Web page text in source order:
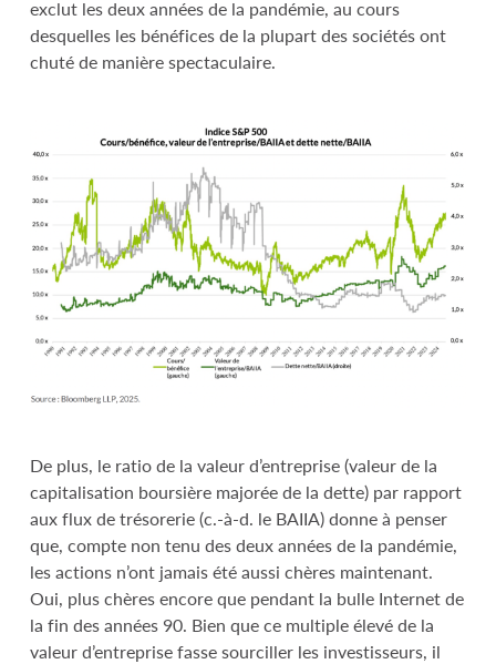
exclut les deux années de la pandémie, au cours
desquelles les bénéfices de la plupart des sociétés ont
chuté de manière spectaculaire.
De plus, le ratio de la valeur d’entreprise (valeur de la
capitalisation boursière majorée de la dette) par rapport
aux flux de trésorerie (c.-à-d. le BAIIA) donne à penser
que, compte non tenu des deux années de la pandémie,
les actions n’ont jamais été aussi chères maintenant.
Oui, plus chères encore que pendant la bulle Internet de
la fin des années 90. Bien que ce multiple élevé de la
valeur d’entreprise fasse sourciller les investisseurs, il